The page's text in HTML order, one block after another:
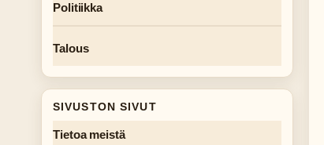
Politiikka
Talous
SIVUSTON SIVUT
Tietoa meistä